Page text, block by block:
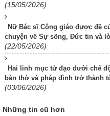
(15/05/2026)
Nữ Bác sĩ Công giáo được đề
chuyện về Sự sống, Đức tin và
(22/05/2026)
Hai linh mục tử đạo dưới chế
bàn thờ và pháp đình trở thành
(03/06/2026)
Những tin cũ hơn